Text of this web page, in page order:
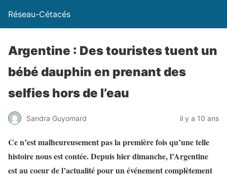
Réseau-Cétacés
Argentine : Des touristes tuent un
bébé dauphin en prenant des
selfies hors de l’eau
Sandra Guyomard il y a 10 ans
Ce n’est malheureusement pas la première fois qu’une telle
histoire nous est contée. Depuis hier dimanche, l’Argentine
est au coeur de l’actualité pour un événement complètement